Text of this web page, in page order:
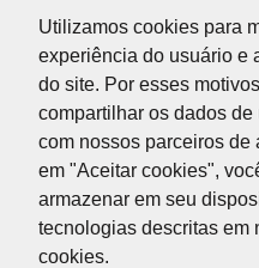
Utilizamos cookies para
experiência do usuário e
do site. Por esses
compartilhar os dados de
com nossos parceiros de
em "Aceitar cookies",
armazenar em seu
tecnologias descritas em
cookies.
Utilizamos cookies para
experiência do usuário e
do site. Por esses
compartilhar os dados de
com nossos parceiros de
em "Aceitar cookies",
armazenar em seu
tecnologias descritas em
cookies.
Rua
-
POWERED BY INNER